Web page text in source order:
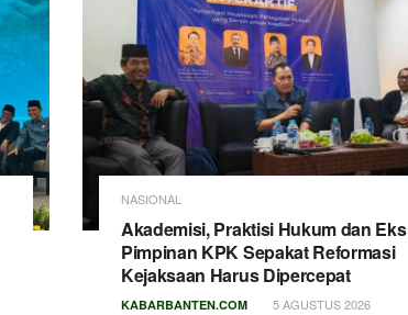
NASIONAL
Akademisi, Praktisi Hukum dan Eks
Pimpinan KPK Sepakat Reformasi
Kejaksaan Harus Dipercepat
KABARBANTEN.COM 5 AGUSTUS 2026